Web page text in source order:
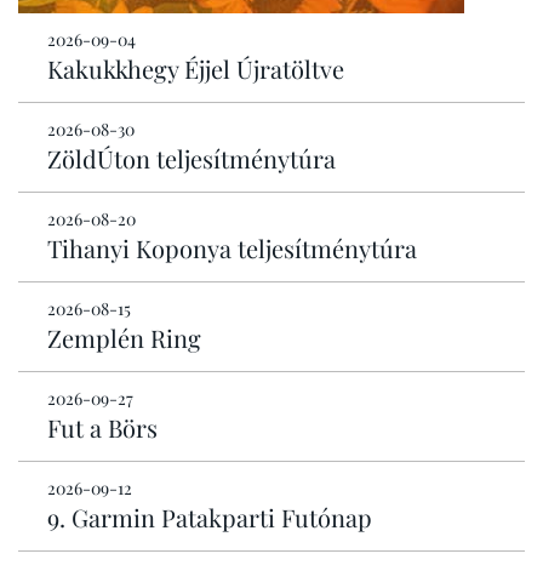
2026-09-04
Kakukkhegy Éjjel Újratöltve
2026-08-30
ZöldÚton teljesítménytúra
2026-08-20
Tihanyi Koponya teljesítménytúra
2026-08-15
Zemplén Ring
2026-09-27
Fut a Börs
2026-09-12
9. Garmin Patakparti Futónap